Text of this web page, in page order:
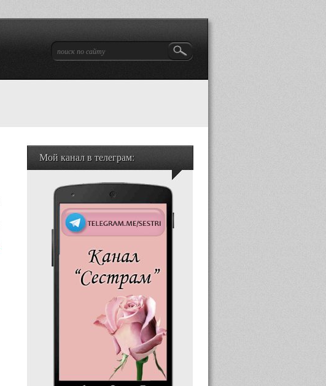
Мой канал в телеграм: